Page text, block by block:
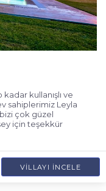
kullanışlı ve
sahiplerimiz Leyla
çok güzel
için teşekkür
VILLAYI İNCELE